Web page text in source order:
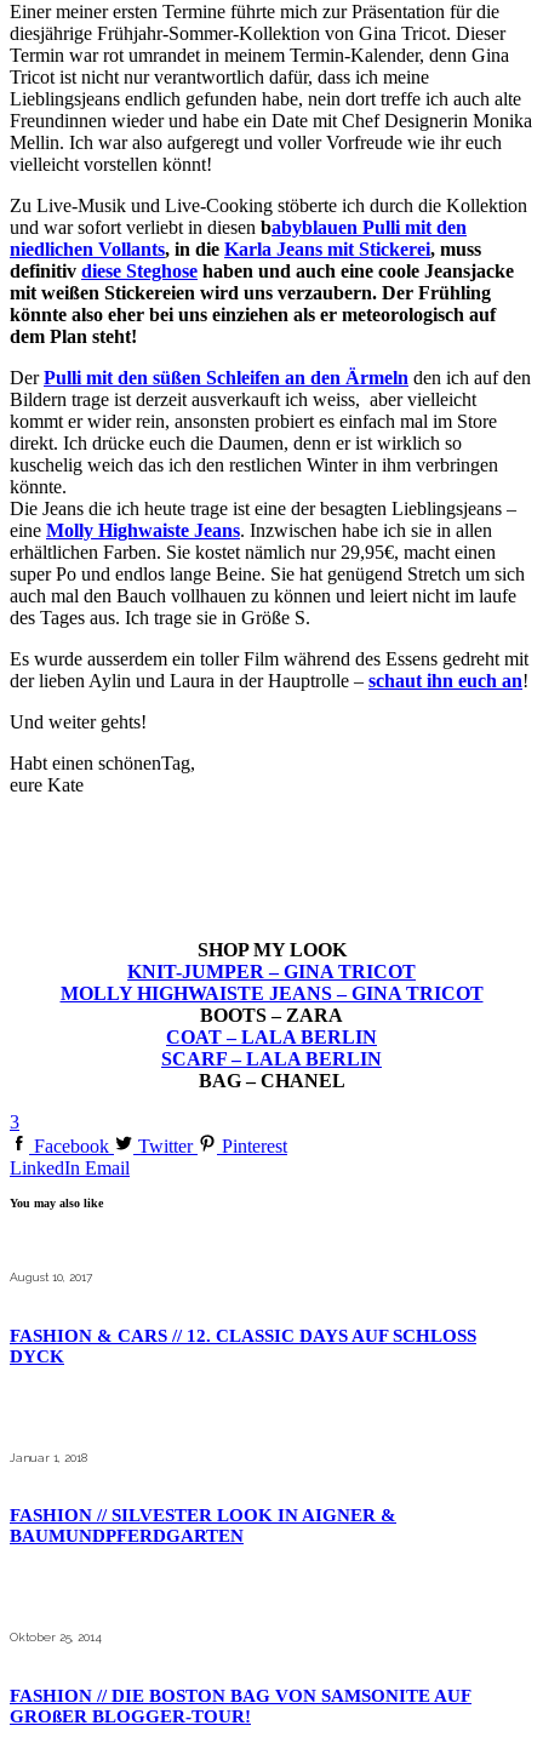
Einer meiner ersten Termine führte mich zur Präsentation für die
diesjährige Frühjahr-Sommer-Kollektion von Gina Tricot. Dieser
Termin war rot umrandet in meinem Termin-Kalender, denn Gina
Tricot ist nicht nur verantwortlich dafür, dass ich meine
Lieblingsjeans endlich gefunden habe, nein dort treffe ich auch alte
Freundinnen wieder und habe ein Date mit Chef Designerin Monika
Mellin. Ich war also aufgeregt und voller Vorfreude wie ihr euch
vielleicht vorstellen könnt!
Zu Live-Musik und Live-Cooking stöberte ich durch die Kollektion
und war sofort verliebt in diesen babyblauen Pulli mit den
niedlichen Vollants, in die Karla Jeans mit Stickerei, muss
definitiv diese Steghose haben und auch eine coole Jeansjacke
mit weißen Stickereien wird uns verzaubern. Der Frühling
könnte also eher bei uns einziehen als er meteorologisch auf
dem Plan steht!
DerPulli mit den süßen Schleifen an den Ärmeln den ich auf den
Bildern trage ist derzeit ausverkauft ich weiss, aber vielleicht
kommt er wider rein, ansonsten probiert es einfach mal im Store
direkt. Ich drücke euch die Daumen, denn er ist wirklich so
kuschelig weich das ich den restlichen Winter in ihm verbringen
könnte.
Die Jeans die ich heute trage ist eine der besagten Lieblingsjeans –
eine Molly Highwaiste Jeans. Inzwischen habe ich sie in allen
erhältlichen Farben. Sie kostet nämlich nur 29,95€, macht einen
super Po und endlos lange Beine. Sie hat genügend Stretch um sich
auch mal den Bauch vollhauen zu können und leiert nicht im laufe
des Tages aus. Ich trage sie in Größe S.
Es wurde ausserdem ein toller Film während des Essens gedreht mit
der lieben Aylin und Laura in der Hauptrolle – schaut ihn euch an!
Und weiter gehts!
Habt einen schönenTag,
eure Kate
SHOP MY LOOK
KNIT-JUMPER – GINA TRICOT
MOLLY HIGHWAISTE JEANS – GINA TRICOT
BOOTS – ZARA
COAT – LALA BERLIN
SCARF – LALA BERLIN
BAG – CHANEL
3
Facebook
Twitter
Pinterest
LinkedIn Email
You may also like
August 10, 2017
FASHION & CARS // 12. CLASSIC DAYS AUF SCHLOSS
DYCK
Januar 1, 2018
FASHION // SILVESTER LOOK IN AIGNER &
BAUMUNDPFERDGARTEN
Oktober 25, 2014
FASHION // DIE BOSTON BAG VON SAMSONITE AUF
GROßER BLOGGER-TOUR!